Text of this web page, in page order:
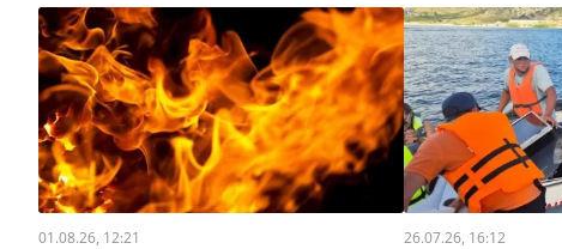
01.08.26, 12:21 26.07.26, 16:12